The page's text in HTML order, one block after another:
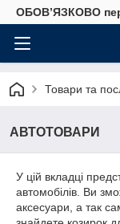
ОБОВ’ЯЗКОВО
Товари та
АВТОТОВАРИ
У цій вкладці
автомобілів. Ви
аксесуари, а так